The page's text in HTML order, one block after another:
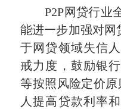
P2P网贷行业
能进一步加强对网
于网贷领域失信
戒力度，鼓励银
等按照风险定价原
人提高贷款利率